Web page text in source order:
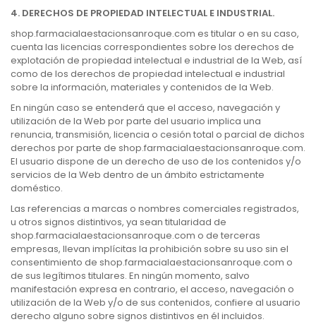
4. DERECHOS DE PROPIEDAD INTELECTUAL E INDUSTRIAL.
shop.farmacialaestacionsanroque.com es titular o en su caso,
cuenta las licencias correspondientes sobre los derechos de
explotación de propiedad intelectual e industrial de la Web, así
como de los derechos de propiedad intelectual e industrial
sobre la información, materiales y contenidos de la Web.
En ningún caso se entenderá que el acceso, navegación y
utilización de la Web por parte del usuario implica una
renuncia, transmisión, licencia o cesión total o parcial de dichos
derechos por parte de shop.farmacialaestacionsanroque.com.
El usuario dispone de un derecho de uso de los contenidos y/o
servicios de la Web dentro de un ámbito estrictamente
doméstico.
Las referencias a marcas o nombres comerciales registrados,
u otros signos distintivos, ya sean titularidad de
shop.farmacialaestacionsanroque.com o de terceras
empresas, llevan implícitas la prohibición sobre su uso sin el
consentimiento de shop.farmacialaestacionsanroque.com o
de sus legítimos titulares. En ningún momento, salvo
manifestación expresa en contrario, el acceso, navegación o
utilización de la Web y/o de sus contenidos, confiere al usuario
derecho alguno sobre signos distintivos en él incluidos.